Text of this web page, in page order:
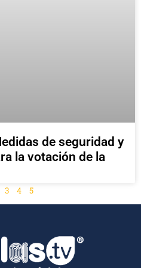
de seguridad y
la votación de la
3 4 5